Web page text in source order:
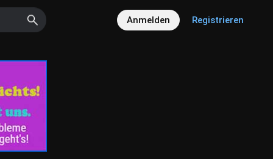
Anmelden Registrieren